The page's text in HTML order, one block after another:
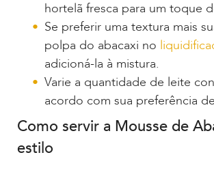
hortelã fresca para um toque
Se preferir uma textura mais
polpa do abacaxi no
adicioná-la à mistura.
Varie a quantidade de leite
acordo com sua preferência
Como servir a Mousse de
estilo